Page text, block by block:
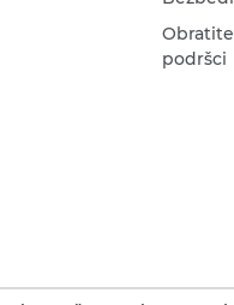
podršci